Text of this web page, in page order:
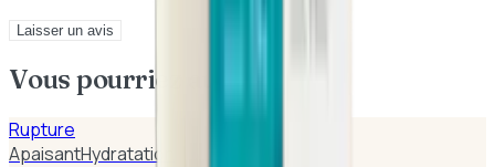
Laisser un avis
Vous pourriez aussi aimer
Rupture
ApaisantHydratation